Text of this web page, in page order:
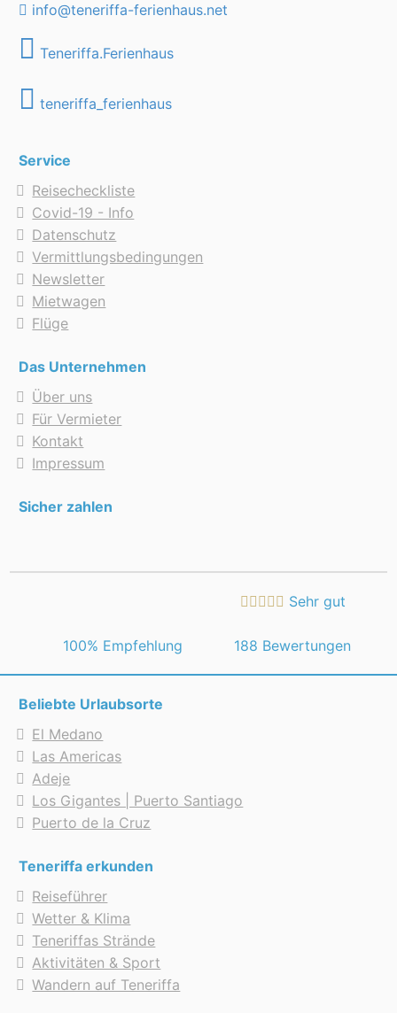
info@teneriffa-ferienhaus.net
Teneriffa.Ferienhaus
teneriffa_ferienhaus
Service
Reisecheckliste
Covid-19 - Info
Datenschutz
Vermittlungsbedingungen
Newsletter
Mietwagen
Flüge
Das Unternehmen
Über uns
Für Vermieter
Kontakt
Impressum
Sicher zahlen
Sehr gut
100% Empfehlung 188 Bewertungen
Beliebte Urlaubsorte
El Medano
Las Americas
Adeje
Los Gigantes | Puerto Santiago
Puerto de la Cruz
Teneriffa erkunden
Reiseführer
Wetter & Klima
Teneriffas Strände
Aktivitäten & Sport
Wandern auf Teneriffa